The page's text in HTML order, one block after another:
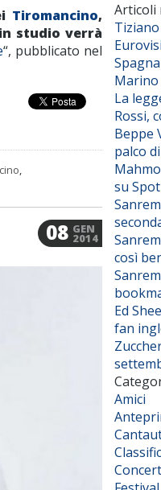
Tiromancino,
studio verrà
“, pubblicato nel
,
08 GEN
2014
Articoli
Marino
La
Rossi,
Beppe
palco
su
così
Ed
fan
Amici